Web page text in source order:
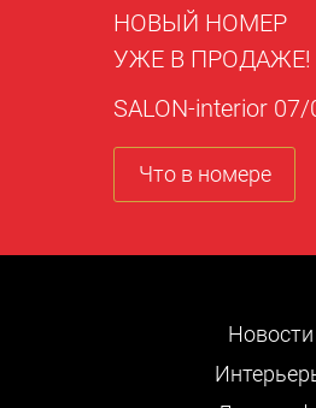
НОВЫЙ НОМЕР
УЖЕ В ПРОДАЖЕ!
SALON-interior
Что в номере
Новости